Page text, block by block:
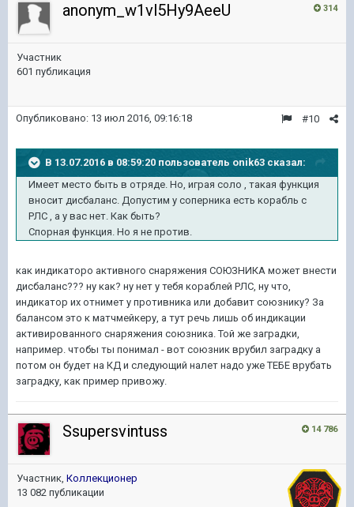
314
anonym_w1vl5Hy9AeeU
Участник
601 публикация
#10
Опубликовано: 13 июл 2016, 09:16:18
В 13.07.2016 в 08:59:20 пользователь onik63 сказал:
Имеет место быть в отряде. Но, играя соло , такая функция
вносит дисбаланс. Допустим у соперника есть корабль с
РЛС , а у вас нет. Как быть?
Спорная функция. Но я не против.
как индикаторо активного снаряжения СОЮЗНИКА может внести
дисбаланс??? ну как? ну нет у тебя кораблей РЛС, ну что,
индикатор их отнимет у противника или добавит союзнику? За
балансом это к матчмейкеру, а тут речь лишь об индикации
активированного снаряжения союзника. Той же заградки,
например. чтобы ты понимал - вот союзник врубил заградку а
потом он будет на КД и следующий налет надо уже ТЕБЕ врубать
заградку, как пример привожу.
14 786
Ssupersvintuss
Участник, Коллекционер
13 082 публикации